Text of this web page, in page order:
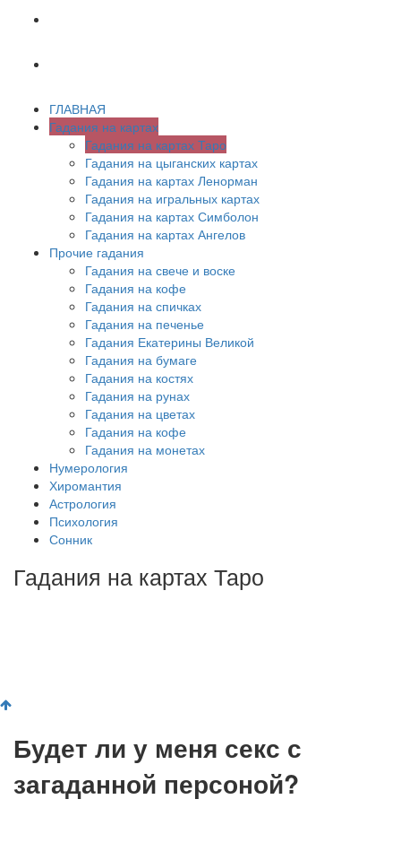
ГЛАВНАЯ
Гадания на картах
Гадания на картах Таро
Гадания на цыганских картах
Гадания на картах Ленорман
Гадания на игральных картах
Гадания на картах Симболон
Гадания на картах Ангелов
Прочие гадания
Гадания на свече и воске
Гадания на кофе
Гадания на спичках
Гадания на печенье
Гадания Екатерины Великой
Гадания на бумаге
Гадания на костях
Гадания на рунах
Гадания на цветах
Гадания на кофе
Гадания на монетах
Нумерология
Хиромантия
Астрология
Психология
Сонник
Гадания на картах Таро
Будет ли у меня секс с
загаданной персоной?